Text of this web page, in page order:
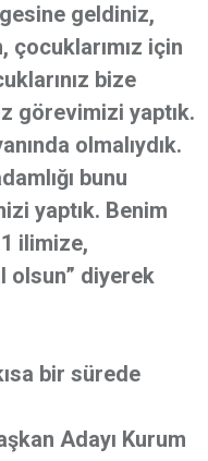
geldiniz,
için
bize
görevimizi yaptık.
olmalıydık.
bunu
yaptık. Benim
ilimize,
olsun” diyerek
bir sürede
Adayı Kurum